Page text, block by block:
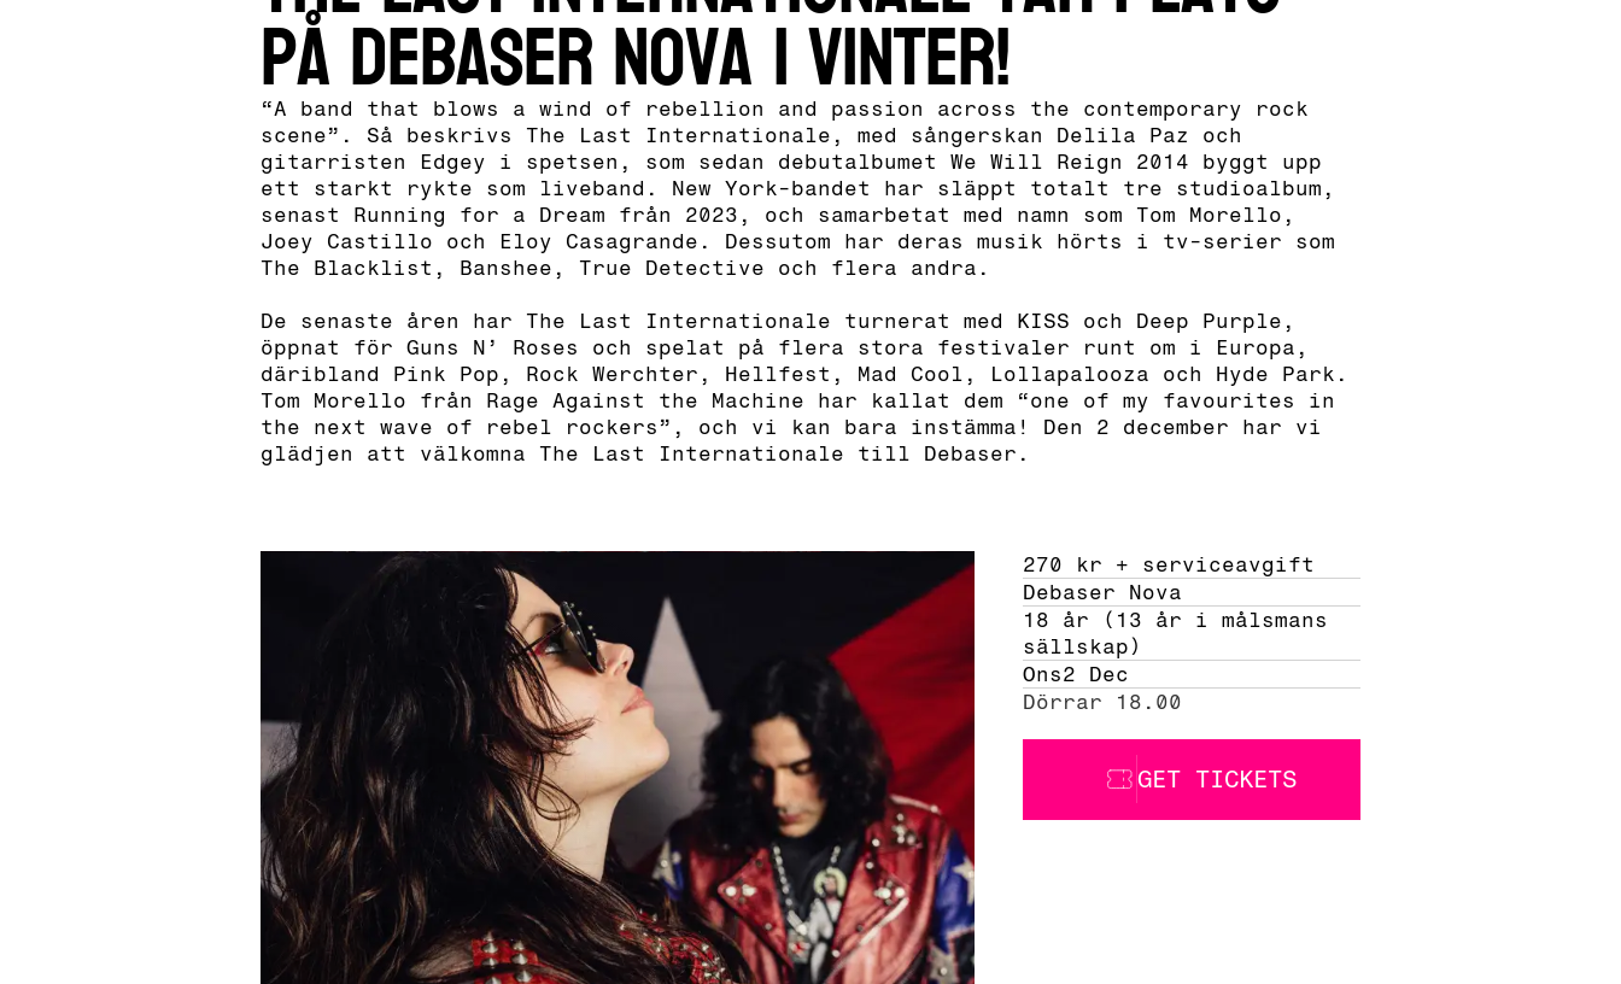
på Debaser Nova i vinter!
“A band that blows a wind of rebellion and passion across the contemporary rock
scene”. Så beskrivs The Last Internationale, med sångerskan Delila Paz och
gitarristen Edgey i spetsen, som sedan debutalbumet We Will Reign 2014 byggt upp
ett starkt rykte som liveband. New York-bandet har släppt totalt tre studioalbum,
senast Running for a Dream från 2023, och samarbetat med namn som Tom Morello,
Joey Castillo och Eloy Casagrande. Dessutom har deras musik hörts i tv-serier som
The Blacklist, Banshee, True Detective och flera andra.
De senaste åren har The Last Internationale turnerat med KISS och Deep Purple,
öppnat för Guns N’ Roses och spelat på flera stora festivaler runt om i Europa,
däribland Pink Pop, Rock Werchter, Hellfest, Mad Cool, Lollapalooza och Hyde Park.
Tom Morello från Rage Against the Machine har kallat dem “one of my favourites in
the next wave of rebel rockers”, och vi kan bara instämma! Den 2 december har vi
glädjen att välkomna The Last Internationale till Debaser.
270 kr + serviceavgift
Debaser Nova
18 år (13 år i målsmans
sällskap)
Ons2 Dec
Dörrar 18.00
GET TICKETS